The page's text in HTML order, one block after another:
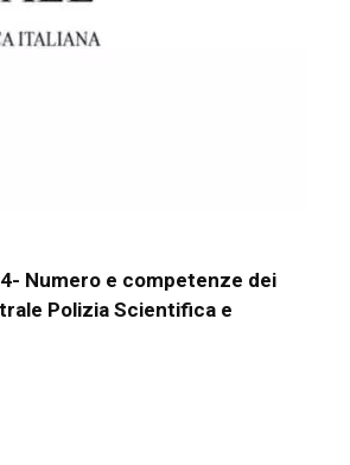
Numero e competenze dei
Polizia Scientifica e